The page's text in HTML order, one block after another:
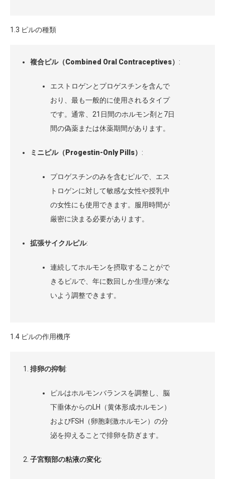
1.3 ピルの種類
複合ピル（Combined Oral Contraceptives） :
エストロゲンとプロゲスチンを含んで
おり、最も一般的に使用されるタイプ
です。通常、21日間のホルモン剤と7日
間の偽薬または休薬期間があります。
ミニピル（Progestin-Only Pills） :
プロゲスチンのみを含むピルで、エス
トロゲンに対して敏感な女性や授乳中
の女性にも使用できます。服用時間が
厳密に決まる必要があります。
拡張サイクルピル:
連続してホルモンを摂取することがで
きるピルで、年に数回しか生理が来な
いよう調整できます。
1.4 ピルの作用機序
排卵の抑制 :
ピルはホルモンバランスを調整し、脳
下垂体からのLH（黄体形成ホルモン）
およびFSH（卵胞刺激ホルモン）の分
泌を抑えることで排卵を防ぎます。
子宮頸部の粘液の変化: